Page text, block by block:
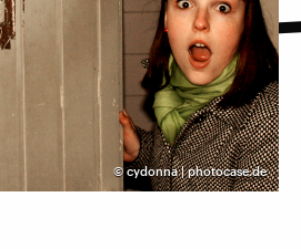
©cydonna | photocase.de